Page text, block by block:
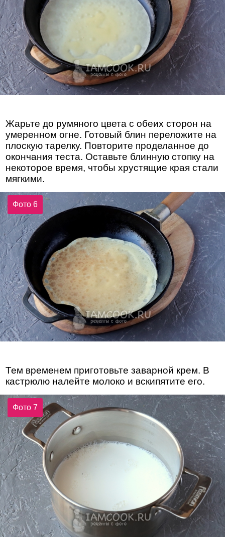
Жарьте до румяного цвета с обеих сторон на
умеренном огне. Готовый блин переложите на
плоскую тарелку. Повторите проделанное до
окончания теста. Оставьте блинную стопку на
некоторое время, чтобы хрустящие края стали
мягкими.
Фото 6
Тем временем приготовьте заварной крем. В
кастрюлю налейте молоко и вскипятите его.
Фото 7